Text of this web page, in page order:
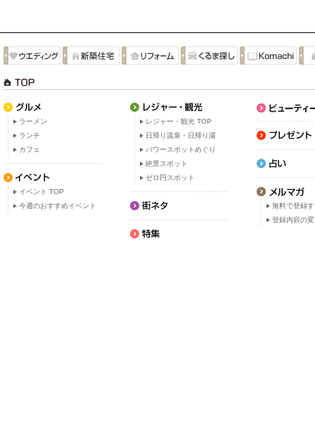
ラーメン
ランチ
カフェ
イベント TOP
今週のおすすめイベント
レジャー・観光 TOP
日帰り温泉・日帰り湯
パワースポットめぐり
絶景スポット
ゼロ円スポット
無料で登録
登録内容の